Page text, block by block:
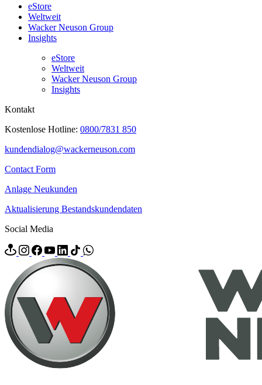
eStore
Weltweit
Wacker Neuson Group
Insights
eStore
Weltweit
Wacker Neuson Group
Insights
Kontakt
Kostenlose Hotline: 0800/7831 850
kundendialog@wackerneuson.com
Contact Form
Anlage Neukunden
Aktualisierung Bestandskundendaten
Social Media